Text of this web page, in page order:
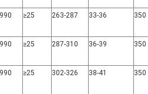
≥25 263-287 33-36 350
≥25 287-310 36-39 350
≥25 302-326 38-41 350